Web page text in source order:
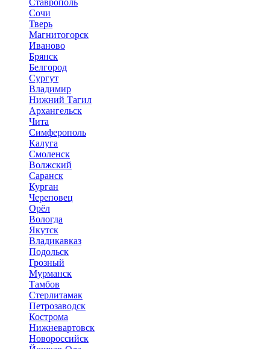
Ставрополь
Сочи
Тверь
Магнитогорск
Иваново
Брянск
Белгород
Сургут
Владимир
Нижний Тагил
Архангельск
Чита
Симферополь
Калуга
Смоленск
Волжский
Саранск
Курган
Череповец
Орёл
Вологда
Якутск
Владикавказ
Подольск
Грозный
Мурманск
Тамбов
Стерлитамак
Петрозаводск
Кострома
Нижневартовск
Новороссийск